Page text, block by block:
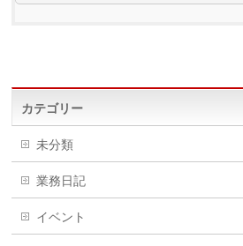
カテゴリー
未分類
業務日記
イベント